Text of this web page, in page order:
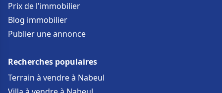
Prix de l'immobilier
Blog immobilier
Publier une annonce
Recherches populaires
Terrain à vendre à Nabeul